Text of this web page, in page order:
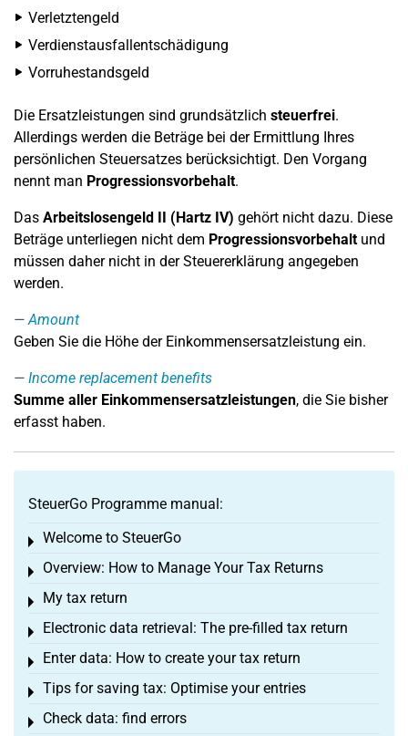
Verletztengeld
Verdienstausfallentschädigung
Vorruhestandsgeld
Die Ersatzleistungen sind grundsätzlich steuerfrei.
Allerdings werden die Beträge bei der Ermittlung Ihres
persönlichen Steuersatzes berücksichtigt. Den Vorgang
nennt man Progressionsvorbehalt.
Das Arbeitslosengeld II (Hartz IV) gehört nicht dazu. Diese
Beträge unterliegen nicht dem Progressionsvorbehaltund
müssen daher nicht in der Steuererklärung angegeben
werden.
Amount
Geben Sie die Höhe der Einkommensersatzleistung ein.
Income replacement benefits
Summe aller Einkommensersatzleistungen, die Sie bisher
erfasst haben.
SteuerGo Programme manual:
Welcome to SteuerGo
Toggle menu
Overview: How to Manage Your Tax Returns
Toggle menu
My tax return
Toggle menu
Electronic data retrieval: The pre-filled tax return
Toggle menu
Enter data: How to create your tax return
Toggle menu
Tips for saving tax: Optimise your entries
Toggle menu
Check data: find errors
Toggle menu